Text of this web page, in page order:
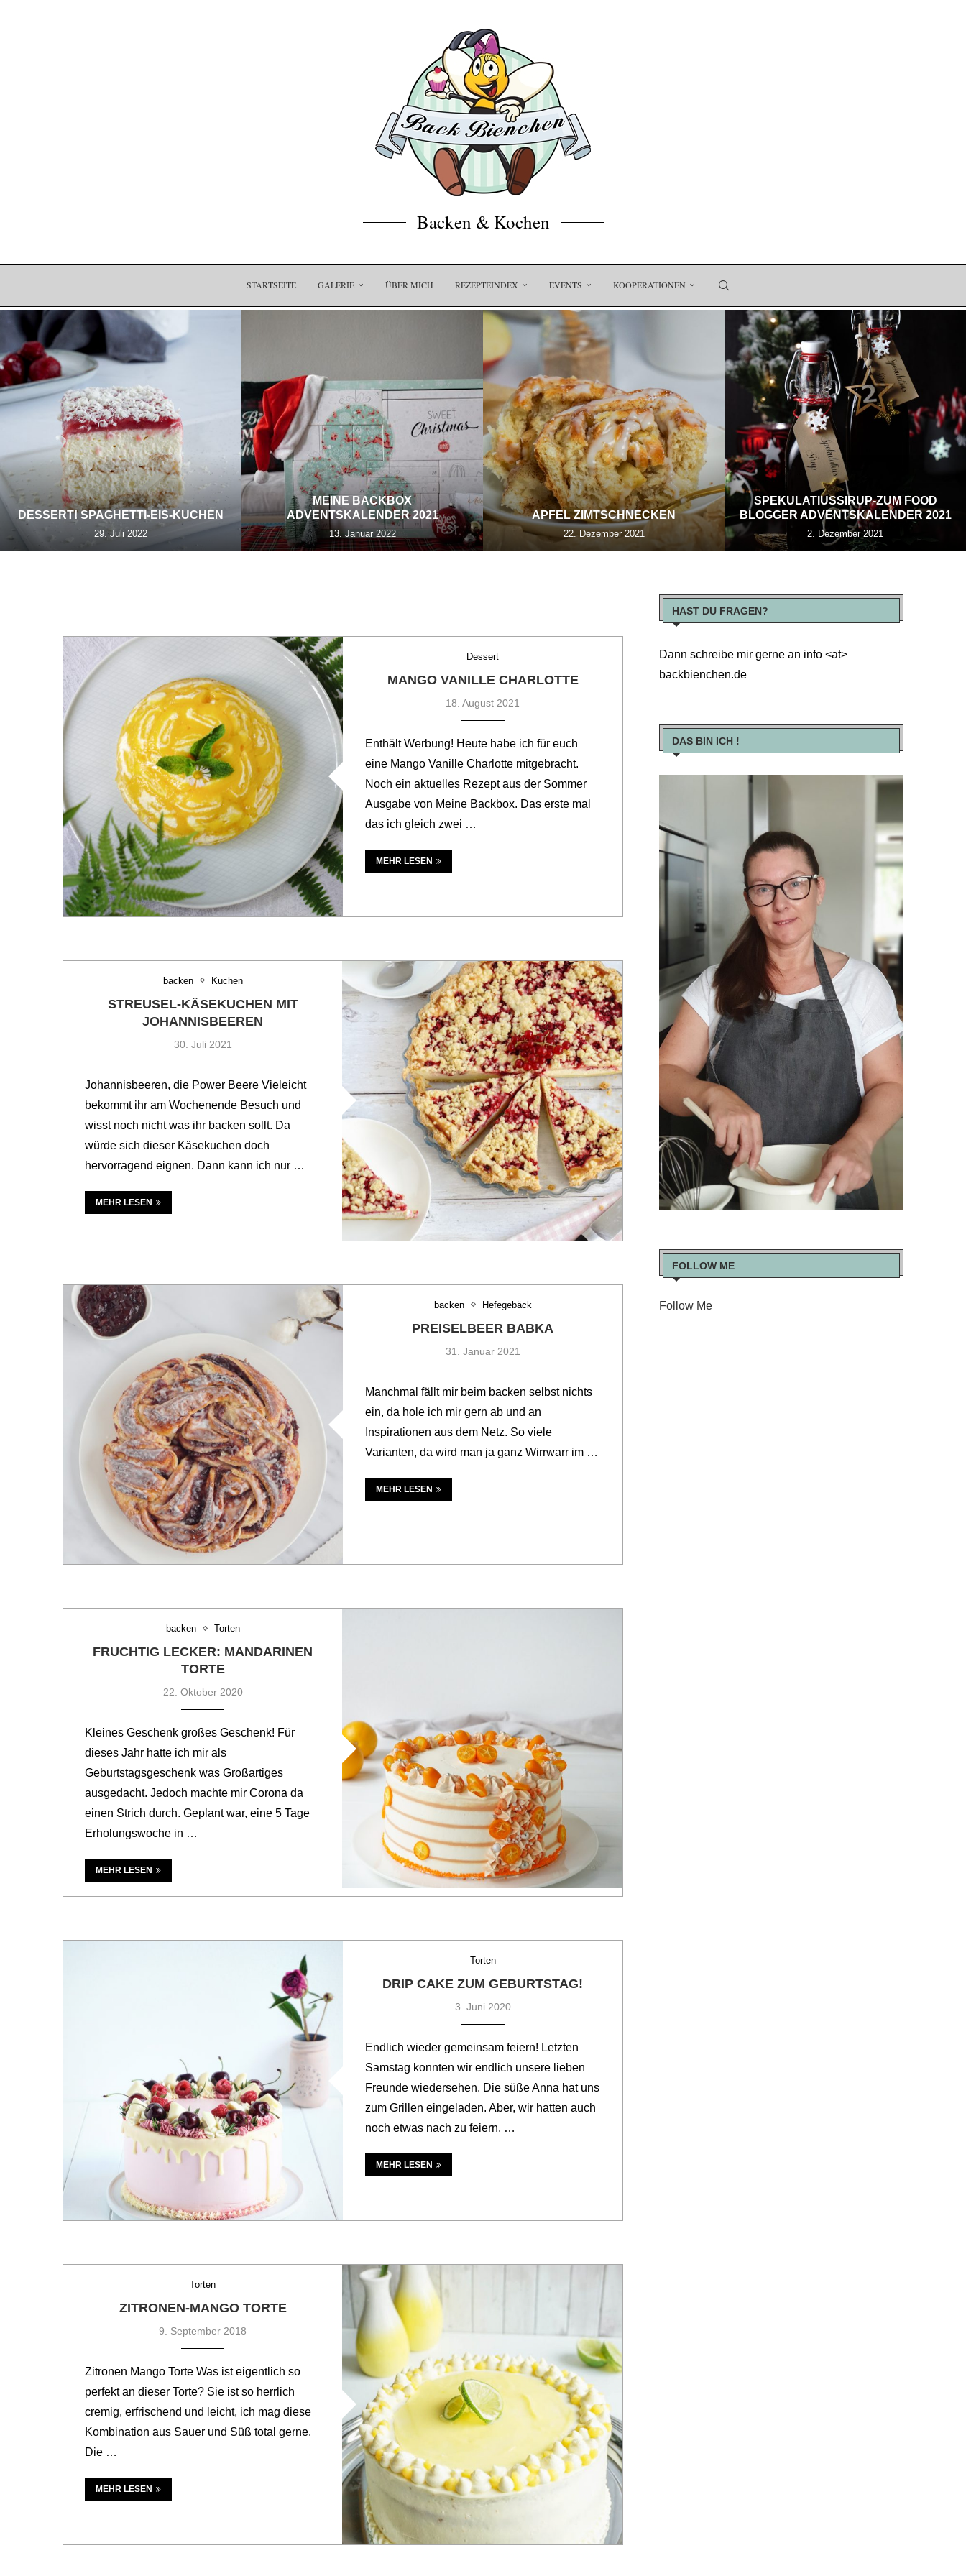
Backen & Kochen
STARTSEITE GALERIE ÜBER MICH REZEPTEINDEX EVENTS KOOPERATIONEN
DESSERT! SPAGHETTI-EIS-KUCHEN
29. Juli 2022
MEINE BACKBOX
ADVENTSKALENDER 2021
13. Januar 2022
APFEL ZIMTSCHNECKEN
22. Dezember 2021
SPEKULATIUSSIRUP-ZUM FOOD
BLOGGER ADVENTSKALENDER 2021
2. Dezember 2021
Dessert
MANGO VANILLE CHARLOTTE
18. August 2021
Enthält Werbung! Heute habe ich für euch
eine Mango Vanille Charlotte mitgebracht.
Noch ein aktuelles Rezept aus der Sommer
Ausgabe von Meine Backbox. Das erste mal
das ich gleich zwei …
MEHR LESEN
backen Kuchen
STREUSEL-KÄSEKUCHEN MIT
JOHANNISBEEREN
30. Juli 2021
Johannisbeeren, die Power Beere Vieleicht
bekommt ihr am Wochenende Besuch und
wisst noch nicht was ihr backen sollt. Da
würde sich dieser Käsekuchen doch
hervorragend eignen. Dann kann ich nur …
MEHR LESEN
backen Hefegebäck
PREISELBEER BABKA
31. Januar 2021
Manchmal fällt mir beim backen selbst nichts
ein, da hole ich mir gern ab und an
Inspirationen aus dem Netz. So viele
Varianten, da wird man ja ganz Wirrwarr im …
MEHR LESEN
backen Torten
FRUCHTIG LECKER: MANDARINEN
TORTE
22. Oktober 2020
Kleines Geschenk großes Geschenk! Für
dieses Jahr hatte ich mir als
Geburtstagsgeschenk was Großartiges
ausgedacht. Jedoch machte mir Corona da
einen Strich durch. Geplant war, eine 5 Tage
Erholungswoche in …
MEHR LESEN
Torten
DRIP CAKE ZUM GEBURTSTAG!
3. Juni 2020
Endlich wieder gemeinsam feiern! Letzten
Samstag konnten wir endlich unsere lieben
Freunde wiedersehen. Die süße Anna hat uns
zum Grillen eingeladen. Aber, wir hatten auch
noch etwas nach zu feiern. …
MEHR LESEN
Torten
ZITRONEN-MANGO TORTE
9. September 2018
Zitronen Mango Torte Was ist eigentlich so
perfekt an dieser Torte? Sie ist so herrlich
cremig, erfrischend und leicht, ich mag diese
Kombination aus Sauer und Süß total gerne.
Die …
MEHR LESEN
HAST DU FRAGEN?
Dann schreibe mir gerne an info <at>
backbienchen.de
DAS BIN ICH !
FOLLOW ME
Follow Me